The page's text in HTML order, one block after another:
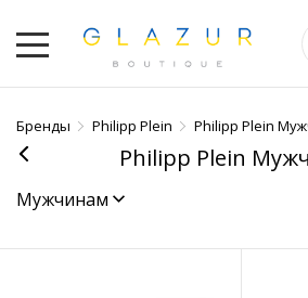
Бренды Philipp Plein Philipp Plein
Мужчинам
Philipp Plein